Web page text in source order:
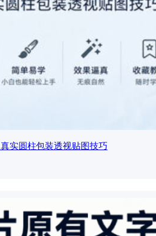
实圆柱包装透视贴图技巧